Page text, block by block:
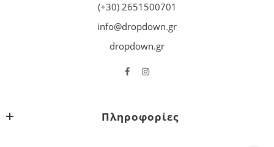
(+30) 2651500701
info@dropdown.gr
dropdown.gr
Πληροφορίες